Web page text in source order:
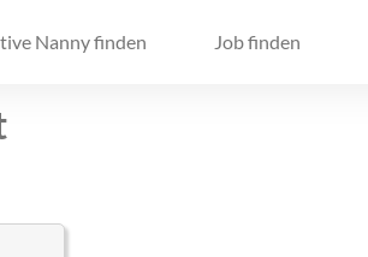
Nanny finden Job finden